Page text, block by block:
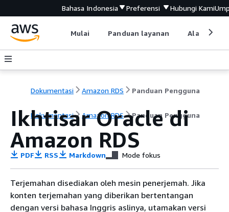
Bahasa Indonesia Preferensi Hubungi Kami
Mulai Panduan layanan Alat
Dokumentasi Amazon RDS Panduan Pengguna
Dokumentasi Amazon RDS Panduan Pengguna
Ikhtisar Oracle di
Amazon RDS
PDF RSS Markdown Mode fokus
Terjemahan disediakan oleh mesin penerjemah. Jika
konten terjemahan yang diberikan bertentangan
dengan versi bahasa Inggris aslinya, utamakan versi